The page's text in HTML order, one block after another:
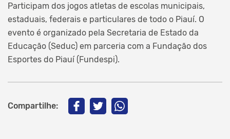
Participam dos jogos atletas de escolas municipais,
estaduais, federais e particulares de todo o Piauí. O
evento é organizado pela Secretaria de Estado da
Educação (Seduc) em parceria com a Fundação dos
Esportes do Piauí (Fundespi).
Compartilhe: